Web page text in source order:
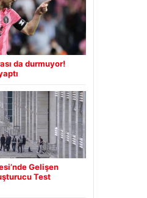
da durmuyor!
Gelişen
Test